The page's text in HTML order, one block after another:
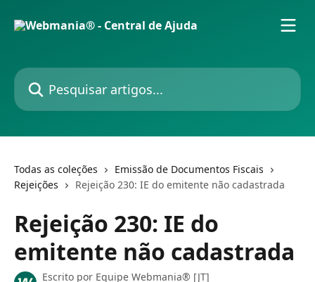
Pesquisar artigos...
Todas as coleções
Emissão de Documentos Fiscais
Rejeições
Rejeição 230: IE do emitente não cadastrada
Rejeição 230: IE do
emitente não cadastrada
Escrito por Equipe Webmania® [JT]